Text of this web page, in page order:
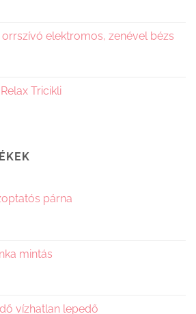
elektromos, zenével bézs
Tricikli
párna
mintás
vízhatlan lepedő